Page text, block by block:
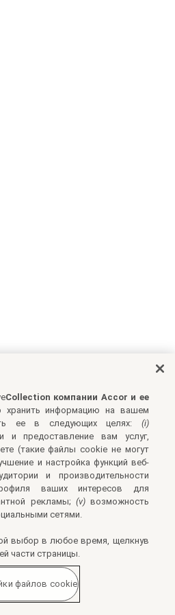
Collection компании Accor и ее
хранить информацию на вашем
ее в следующих целях: (i)
и предоставление вам услуг,
(такие файлы cookie не могут
и настройка функций веб-
и производительности
ваших интересов для
рекламы; (v)возможность
сетями.
выбор в любое время, щелкнув
части страницы.
файлов cookie